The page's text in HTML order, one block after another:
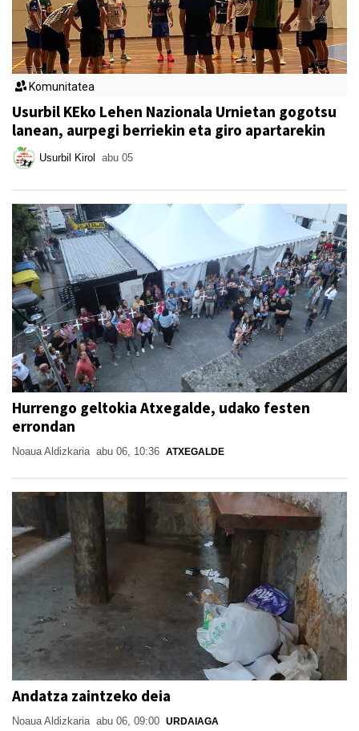
Komunitatea
Usurbil KEko Lehen Nazionala Urnietan gogotsu
lanean, aurpegi berriekin eta giro apartarekin
Usurbil Kirol abu 05
Hurrengo geltokia Atxegalde, udako festen
errondan
Noaua Aldizkaria abu 06, 10:36 ATXEGALDE
Andatza zaintzeko deia
Noaua Aldizkaria abu 06, 09:00 URDAIAGA